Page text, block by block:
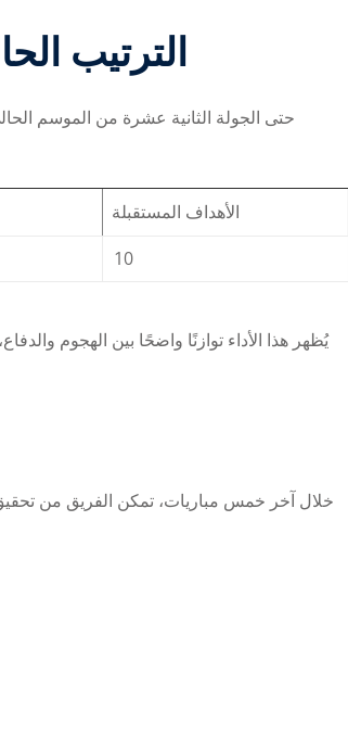
الترتيب
حتى الجولة الثانية عشرة من الموسم
الأهداف المستقبلة
10
يُظهر هذا الأداء توازنًا واضحًا بين الهجوم
خلال آخر خمس مباريات، تمكن الفريق من